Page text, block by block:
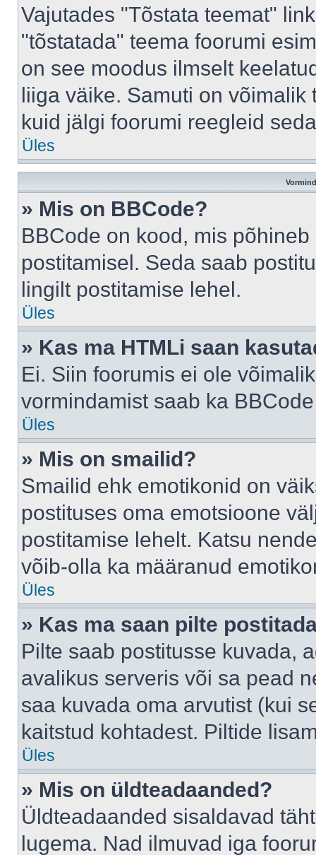
Vajutades "Tõstata teemat"
"tõstatada" teema foorumi
on see moodus ilmselt
liiga väike. Samuti on
kuid jälgi foorumi reegleid
Üles
» Mis on BBCode?
BBCode on kood, mis
postitamisel. Seda saab
lingilt postitamise lehel.
Üles
» Kas ma HTMLi saan
Ei. Siin foorumis ei ole
vormindamist saab ka
Üles
» Mis on smailid?
Smailid ehk emotikonid on
postituses oma emotsioone
postitamise lehelt. Katsu
võib-olla ka määranud
Üles
» Kas ma saan pilte
Pilte saab postitusse kuvada,
avalikus serveris või sa pead
saa kuvada oma arvutist (kui
kaitstud kohtadest. Piltide
Üles
» Mis on üldteadaanded?
Üldteadaanded sisaldavad
lugema. Nad ilmuvad iga